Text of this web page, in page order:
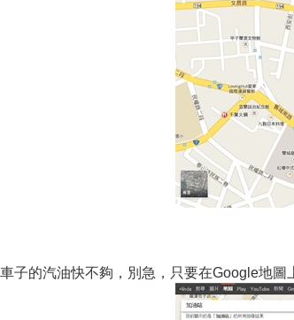
子的汽油快不夠，別急，只要在Google地